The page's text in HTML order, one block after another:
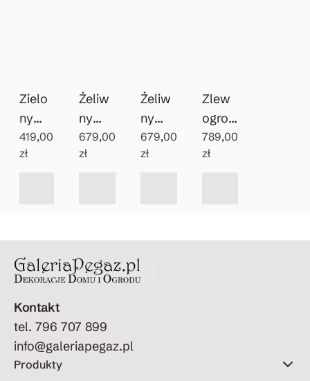
Zielo
ny
wiszą
cy
419,00
zł
Żeliw
ny
patyn
owan
679,00
zł
Żeliw
ny
zlewo
zmyw
679,00
zł
Zlew
ogrod
owy
Vintag
789,00
zł
Kontakt
tel. 796 707 899
info@galeriapegaz.pl
Produkty